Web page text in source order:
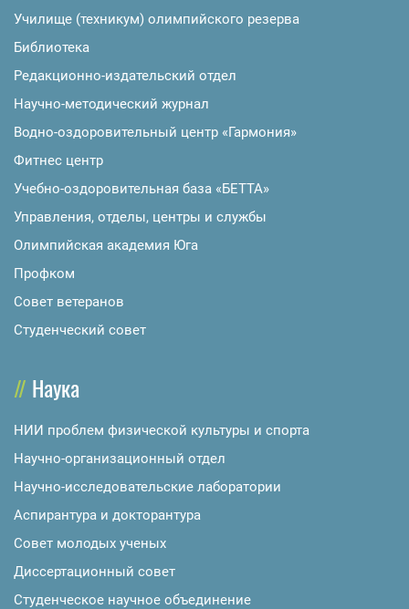
Училище (техникум) олимпийского резерва
Библиотека
Редакционно-издательский отдел
Научно-методический журнал
Водно-оздоровительный центр «Гармония»
Фитнес центр
Учебно-оздоровительная база «БЕТТА»
Управления, отделы, центры и службы
Олимпийская академия Юга
Профком
Совет ветеранов
Студенческий совет
Наука
НИИ проблем физической культуры и спорта
Научно-организационный отдел
Научно-исследовательские лаборатории
Аспирантура и докторантура
Совет молодых ученых
Диссертационный совет
Студенческое научное объединение